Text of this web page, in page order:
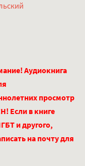
Аудиокнига
просмотр
Если в книге
и другого,
на почту для